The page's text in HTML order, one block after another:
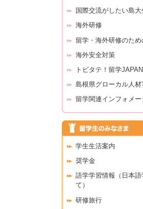
国際交流がしたい島大
海外研修
留学・海外研修のた
海外安全対策
トビタテ！留学JAPAN
島根県グローカル人
留学関連インフォメー
学生生活案内
奨学金
語学学習情報（日本
て）
研修旅行